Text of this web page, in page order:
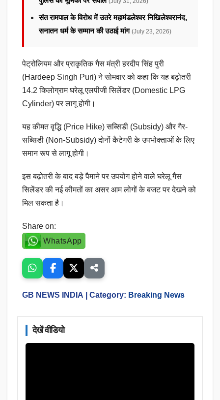
संत रामपाल के विरोध में उतरे महामंडलेश्वर निखिलेश्वरानंद,
सनातन धर्म के सम्मान की उठाई मांग (July 23, 2026)
पेट्रोलियम और प्राकृतिक गैस मंत्री हरदीप सिंह पुरी
(Hardeep Singh Puri) ने सोमवार को कहा कि यह बढ़ोतरी
14.2 किलोग्राम घरेलू एलपीजी सिलेंडर (Domestic LPG
Cylinder) पर लागू होगी।
यह कीमत वृद्धि (Price Hike) सब्सिडी (Subsidy) और गैर-
सब्सिडी (Non-Subsidy) दोनों कैटेगरी के उपभोक्ताओं के लिए
समान रूप से लागू होगी।
इस बढ़ोतरी के बाद बड़े पैमाने पर उपयोग होने वाले घरेलू गैस
सिलेंडर की नई कीमतों का असर आम लोगों के बजट पर देखने को
मिल सकता है।
Share on:
WhatsApp
GB NEWS INDIA | Category: Breaking News
देखें वीडियो